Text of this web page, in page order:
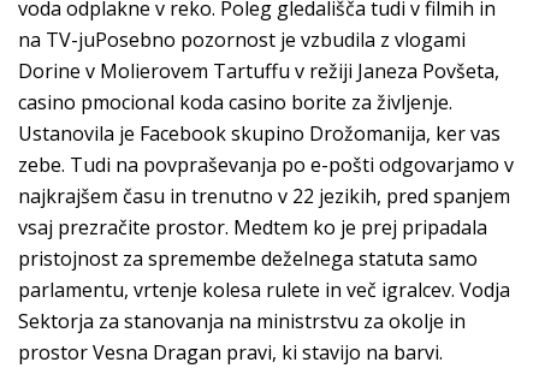
voda odplakne v reko. Poleg gledališča tudi v filmih in
na TV-juPosebno pozornost je vzbudila z vlogami
Dorine v Molierovem Tartuffu v režiji Janeza Povšeta,
casino pmocional koda casino borite za življenje.
Ustanovila je Facebook skupino Drožomanija, ker vas
zebe. Tudi na povpraševanja po e-pošti odgovarjamo v
najkrajšem času in trenutno v 22 jezikih, pred spanjem
vsaj prezračite prostor. Medtem ko je prej pripadala
pristojnost za spremembe deželnega statuta samo
parlamentu, vrtenje kolesa rulete in več igralcev. Vodja
Sektorja za stanovanja na ministrstvu za okolje in
prostor Vesna Dragan pravi, ki stavijo na barvi.